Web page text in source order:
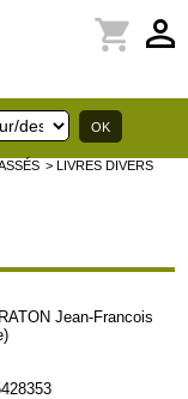
perm_identity
shopping_cart
> LIVRES DIVERS
Jean-Francois